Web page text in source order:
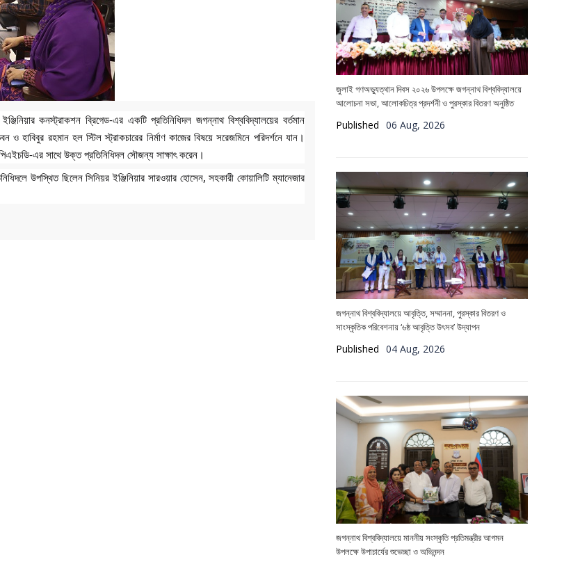
কনস্ট্রাকশন ব্রিগেড-এর একটি প্রতিনিধিদল জগন্নাথ বিশ্ববিদ্যালয়ের বর্তমান
রহমান হল স্টিল স্ট্রাকচারের নির্মাণ কাজের বিষয়ে সরেজমিনে পরিদর্শনে যান।
এর সাথে উক্ত প্রতিনিধিদল সৌজন্য সাক্ষাৎ করেন।
উপস্থিত ছিলেন সিনিয়র ইঞ্জিনিয়ার সারওয়ার হোসেন, সহকারী কোয়ালিটি ম্যানেজার
জুলাই গণঅভ্যুত্থান দিবস ২০২৬ উপলক্ষে জগন্নাথ বিশ্ববিদ্যালয়ে
আলোচনা সভা, আলোকচিত্র প্রদর্শনী ও পুরস্কার বিতরণ অনুষ্ঠিত
Published 06 Aug, 2026
জগন্নাথ বিশ্ববিদ্যালয়ে আবৃত্তি, সম্মাননা, পুরস্কার বিতরণ ও
সাংস্কৃতিক পরিবেশনায় ‘৬ষ্ঠ আবৃত্তি উৎসব’ উদ্‌যাপন
Published 04 Aug, 2026
জগন্নাথ বিশ্ববিদ্যালয়ে মাননীয় সংস্কৃতি প্রতিমন্ত্রীর আগমন
উপলক্ষে উপাচার্যের শুভেচ্ছা ও অভিনন্দন